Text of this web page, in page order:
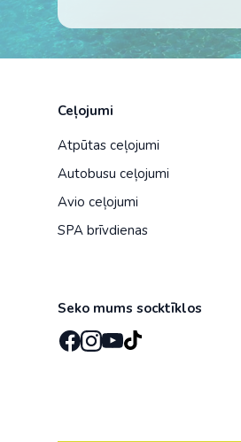
Ceļojumi
Atpūtas ceļojumi
Autobusu ceļojumi
Avio ceļojumi
SPA brīvdienas
Seko mums socktīklos